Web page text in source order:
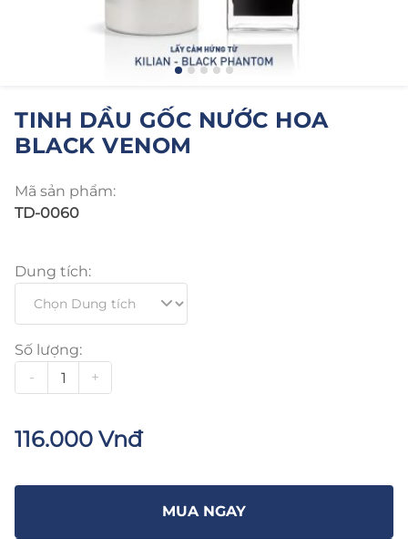
TINH DẦU GỐC NƯỚC HOA
BLACK VENOM
Mã sản phẩm:
TD-0060
Dung tích:
Số lượng:
-
+
116.000 Vnđ
MUA NGAY